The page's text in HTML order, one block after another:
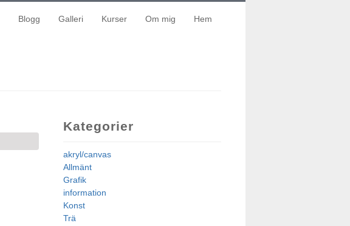
Blogg Galleri Kurser Om mig Hem
Kategorier
akryl/canvas
Allmänt
Grafik
information
Konst
Trä